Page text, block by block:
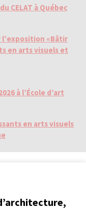
CELAT à Québec
«Bâtir
en arts visuels et
à l’École d’art
en arts visuels